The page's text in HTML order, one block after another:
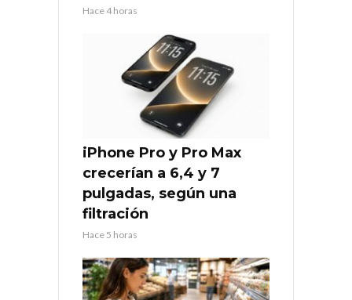
Hace 4 horas
iPhone Pro y Pro Max
crecerían a 6,4 y 7
pulgadas, según una
filtración
Hace 5 horas